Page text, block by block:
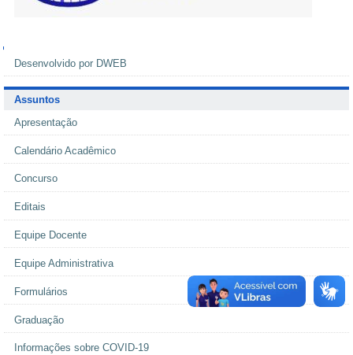
Desenvolvido por DWEB
Assuntos
Apresentação
Calendário Acadêmico
Concurso
Editais
Equipe Docente
Equipe Administrativa
Formulários
Graduação
Informações sobre COVID-19